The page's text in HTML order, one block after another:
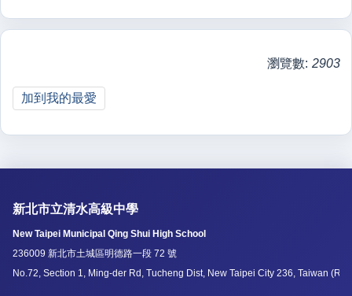
瀏覽數: 2903
加到我的最愛
新北市立清水高級中學
New Taipei Municipal Qing Shui High School
236009 新北市土城區明德路一段 72 號
No.72, Section 1, Ming-der Rd, Tucheng Dist, New Taipei City 236, Taiwan